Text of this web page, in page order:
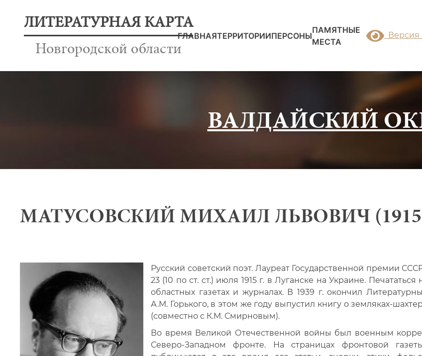
ЛИТЕРАТУРНАЯ КАРТА
Новгородской области
ГЛАВНАЯТЕРРИТОРИИПЕРСОНЫ
ПАМЯТНЫЕ
МЕСТА
Версия
ВАЛДАЙСКИЙ
МАТУСОВСКИЙ МИХАИЛ ЛЬВОВИЧ
Русский советский поэт. Лауреат Государственной премии
23 (10 по ст. ст.) июля 1915 г. в Луганске на Украине. Печататься
областных газетах и журналах. В 1939 г. окончил
А.М. Горького, в этом же году выпустил книгу о земляках-
(совместно с К.М. Смирновым).
Во время Великой Отечественной войны был военным
Северо-Западном фронте. На страницах фронтовой